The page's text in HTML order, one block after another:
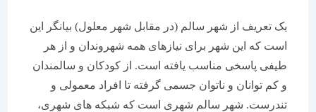
یک تعریف از شهر سالم (در مقابل شهر معلول) بیانگر این
است که این شهر برای نیازهای همه شهروندان و از هر
طیفی پاسخی مناسب یافته است. از کودکان و سالمندان
و کم توانان و ناتوان جسمی گرفته تا افراد معمولی و
تندرست. شهر سالم شهری است که شبکه های شهری،